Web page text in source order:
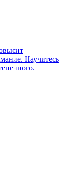
Научитесь